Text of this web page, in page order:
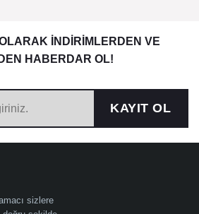
İNDİRİMLERDEN VE
HABERDAR OL!
KAYIT OL
sizlere